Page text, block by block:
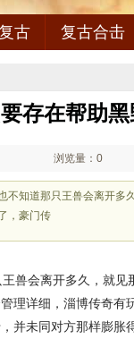
古 复古合击
存在帮助
浏览量：0
不知道那只王兽会离开多
，豪门传
兽会离开多久，就见
理详细，淄博传奇有
并未同对方那样膨